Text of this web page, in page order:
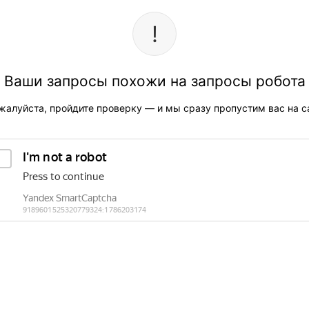
Ваши запросы похожи на запросы робота
пройдите проверку — и мы сразу пропустим вас на